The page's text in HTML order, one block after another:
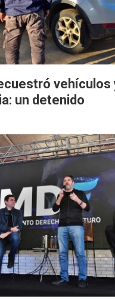
vehículos
un detenido